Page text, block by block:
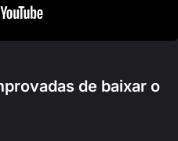
de baixar o